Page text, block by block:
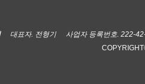
대표자. 전형기 사업자 등록번호. 222-